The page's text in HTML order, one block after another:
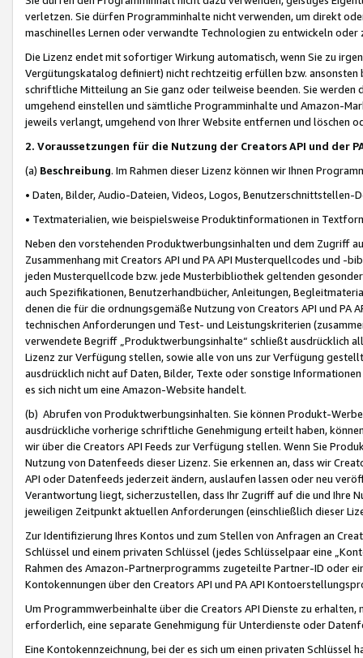
verletzen. Sie dürfen Programminhalte nicht verwenden, um direkt
maschinelles Lernen oder verwandte Technologien zu entwickeln
Die Lizenz endet mit sofortiger Wirkung automatisch, wenn Sie zu
Vergütungskatalog definiert) nicht rechtzeitig erfüllen bzw. ansonsten
schriftliche Mitteilung an Sie ganz oder teilweise beenden. Sie werden
umgehend einstellen und sämtliche Programminhalte und Amazon-
jeweils verlangt, umgehend von Ihrer Website entfernen und löschen
2. Voraussetzungen für die Nutzung der Creators API und der
(a) Beschreibung. Im Rahmen dieser Lizenz können wir Ihnen
• Daten, Bilder, Audio-Dateien, Videos, Logos, Benutzerschnittstellen-
• Textmaterialien, wie beispielsweise Produktinformationen in
Neben den vorstehenden Produktwerbungsinhalten und dem Zugriff
Zusammenhang mit Creators API und PA API Musterquellcodes und
jeden Musterquellcode bzw. jede Musterbibliothek geltenden
auch Spezifikationen, Benutzerhandbücher, Anleitungen,
denen die für die ordnungsgemäße Nutzung von Creators API und PA
technischen Anforderungen und Test- und Leistungskriterien
verwendete Begriff „Produktwerbungsinhalte“ schließt ausdrücklich
Lizenz zur Verfügung stellen, sowie alle von uns zur Verfügung
ausdrücklich nicht auf Daten, Bilder, Texte oder sonstige
es sich nicht um eine Amazon-Website handelt.
(b) Abrufen von Produktwerbungsinhalten. Sie können Produkt-
ausdrückliche vorherige schriftliche Genehmigung erteilt haben,
wir über die Creators API Feeds zur Verfügung stellen. Wenn Sie
Nutzung von Datenfeeds dieser Lizenz. Sie erkennen an, dass wir
API oder Datenfeeds jederzeit ändern, auslaufen lassen oder neu
Verantwortung liegt, sicherzustellen, dass Ihr Zugriff auf die und Ihre
jeweiligen Zeitpunkt aktuellen Anforderungen (einschließlich dieser
Zur Identifizierung Ihres Kontos und zum Stellen von Anfragen an
Schlüssel und einem privaten Schlüssel (jedes Schlüsselpaar eine
Rahmen des Amazon-Partnerprogramms zugeteilte Partner-ID oder
Kontokennungen über den Creators API und PA API
Um Programmwerbeinhalte über die Creators API Dienste zu
erforderlich, eine separate Genehmigung für Unterdienste oder
Eine Kontokennzeichnung, bei der es sich um einen privaten